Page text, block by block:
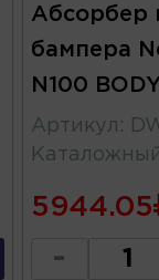
Абсорбер
бампера
N100
Артикул :
5944.05
-